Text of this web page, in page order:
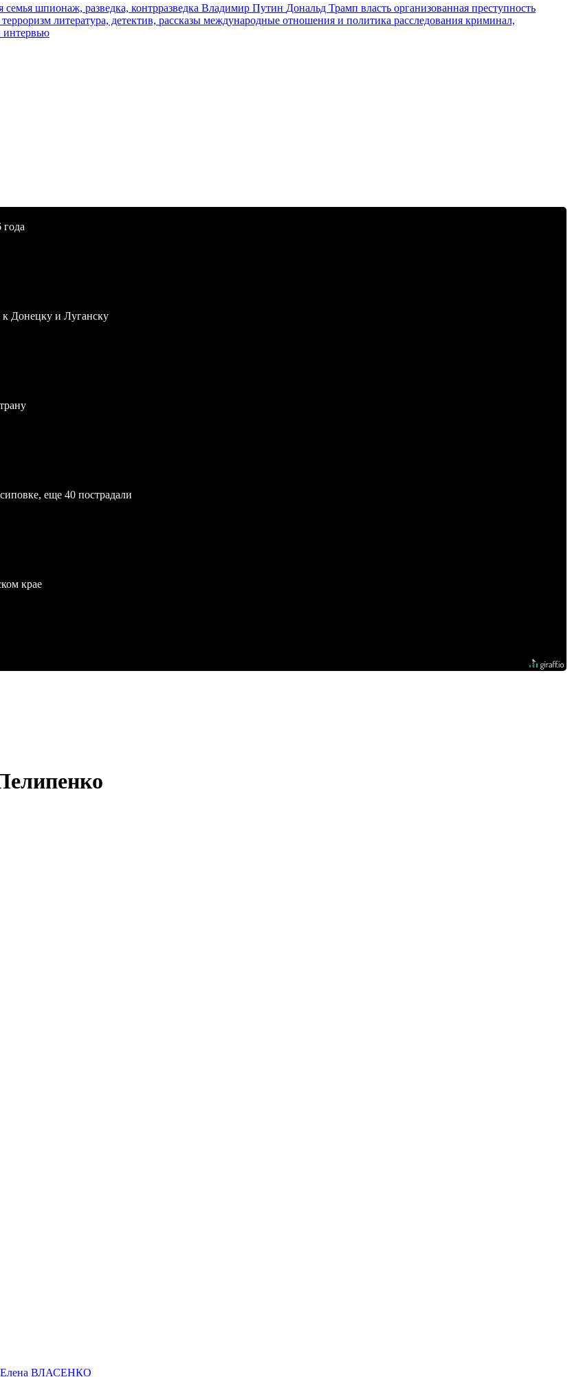
семья шпионаж, разведка, контрразведка Владимир Путин Дональд Трамп власть организованная преступность
терроризм литература, детектив, рассказы международные отношения и политика расследования криминал,
интервью
года
Донецку и Луганску
еще 40 пострадали
крае
Елена ВЛАСЕНКО